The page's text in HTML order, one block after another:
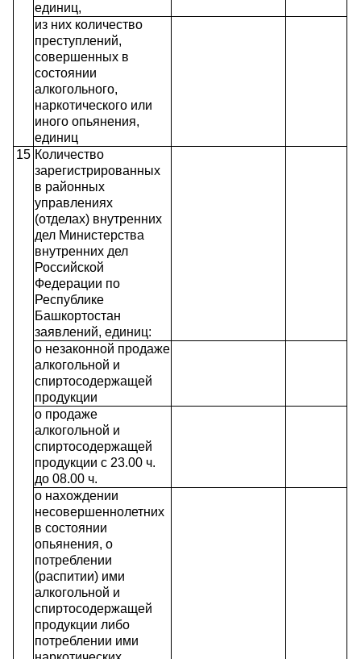
единиц,
из них количество
преступлений,
совершенных в
состоянии
алкогольного,
наркотического или
иного опьянения,
единиц
15 Количество
зарегистрированных
в районных
управлениях
(отделах) внутренних
дел Министерства
внутренних дел
Российской
Федерации по
Республике
Башкортостан
заявлений, единиц:
о незаконной продаже
алкогольной и
спиртосодержащей
продукции
о продаже
алкогольной и
спиртосодержащей
продукции с 23.00 ч.
до 08.00 ч.
о нахождении
несовершеннолетних
в состоянии
опьянения, о
потреблении
(распитии) ими
алкогольной и
спиртосодержащей
продукции либо
потреблении ими